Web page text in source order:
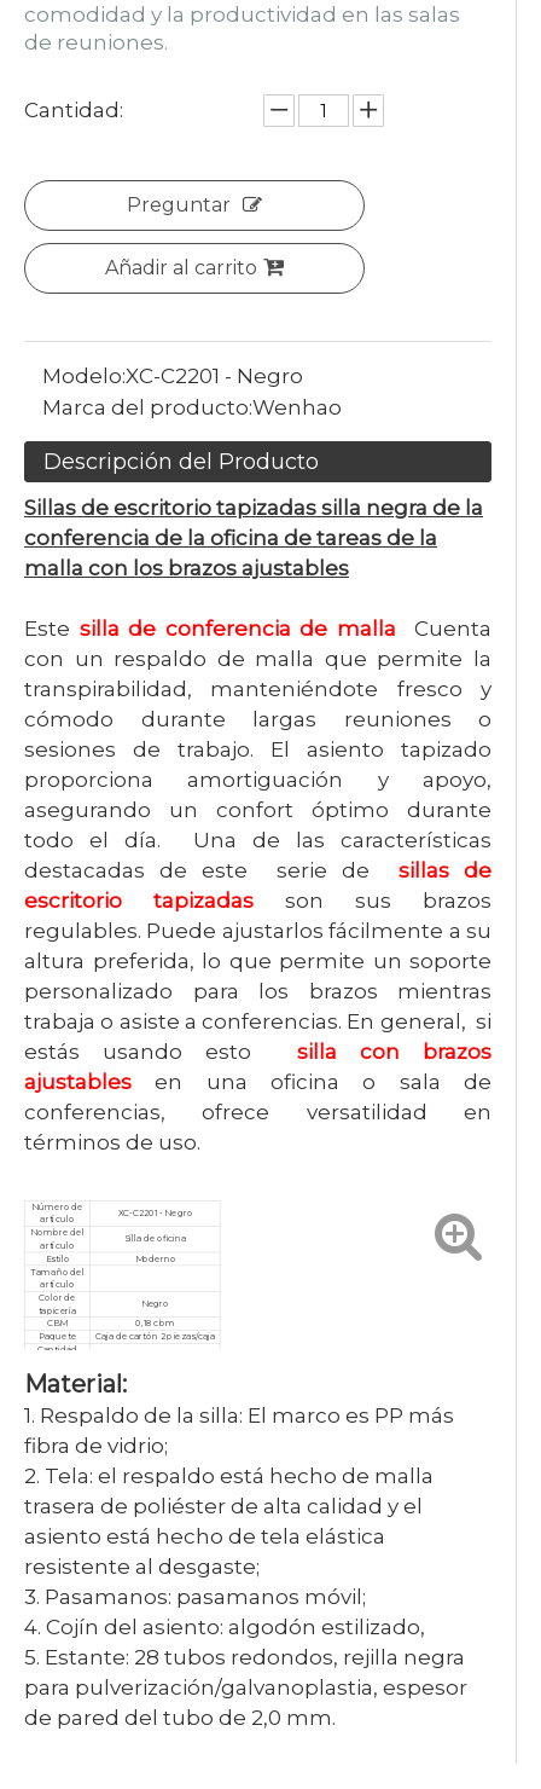
comodidad y la productividad en las salas
de reuniones.
Cantidad:
Preguntar
Añadir al carrito
Modelo:XC-C2201 - Negro
Marca del producto:Wenhao
Descripción del Producto
Sillas de escritorio tapizadas silla negra de la
conferencia de la oficina de tareas de la
malla con los brazos ajustables
Este silla de conferencia de mallaCuenta
con un respaldo de malla que permite la
transpirabilidad, manteniéndote fresco y
cómodo durante largas reuniones o
sesiones de trabajo. El asiento tapizado
proporciona amortiguación y apoyo,
asegurando un confort óptimo durante
todo el día. Una de las características
destacadas de este serie de sillas de
escritorio tapizadas son sus brazos
regulables. Puede ajustarlos fácilmente a su
altura preferida, lo que permite un soporte
personalizado para los brazos mientras
trabaja o asiste a conferencias. En general, si
estás usando esto silla con brazos
ajustables en una oficina o sala de
conferencias, ofrece versatilidad en
términos de uso.
Número de
artículo
XC-C2201 - Negro
Nombre del
artículo
Silla de oficina
Estilo
Moderno
Tamaño del
artículo
Color de
tapicería
Negro
CBM
0,18 cbm
Paquete Caja de cartón 2 piezas/caja
Cantidad
pedido
Garantía
Certificado ISO9001/ISO14001/ISO18001
Material:
1. Respaldo de la silla: El marco es PP más
fibra de vidrio;
2. Tela: el respaldo está hecho de malla
trasera de poliéster de alta calidad y el
asiento está hecho de tela elástica
resistente al desgaste;
3. Pasamanos: pasamanos móvil;
4. Cojín del asiento: algodón estilizado,
5. Estante: 28 tubos redondos, rejilla negra
para pulverización/galvanoplastia, espesor
de pared del tubo de 2,0 mm.